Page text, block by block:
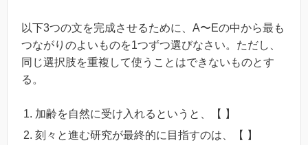
以下3つの文を完成させるために、A〜Eの中から最も
つながりのよいものを1つずつ選びなさい。ただし、
同じ選択肢を重複して使うことはできないものとす
る。
加齢を自然に受け入れるというと、【 】
刻々と進む研究が最終的に目指すのは、【 】